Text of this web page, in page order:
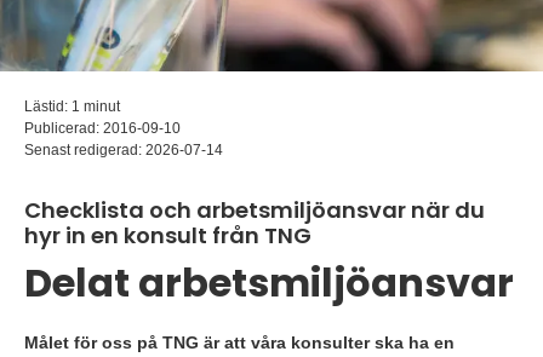
Lästid: 1 minut
Publicerad: 2016-09-10
Senast redigerad: 2026-07-14
Checklista och arbetsmiljöansvar när du
hyr in en konsult från TNG
Delat arbetsmiljöansvar
Målet för oss på TNG är att våra konsulter ska ha en